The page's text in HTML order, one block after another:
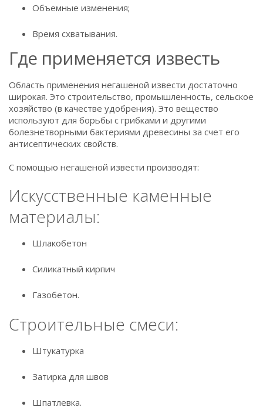
Объемные изменения;
Время схватывания.
Где применяется известь
Область применения негашеной извести достаточно
широкая. Это строительство, промышленность, сельское
хозяйство (в качестве удобрения). Это вещество
используют для борьбы с грибками и другими
болезнетворными бактериями древесины за счет его
антисептических свойств.
С помощью негашеной извести производят:
Искусственные каменные
материалы:
Шлакобетон
Силикатный кирпич
Газобетон.
Строительные смеси:
Штукатурка
Затирка для швов
Шпатлевка.